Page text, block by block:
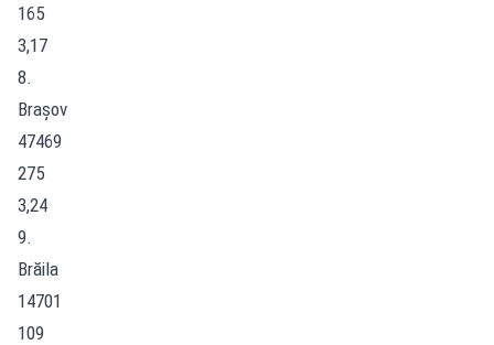
165
3,17
8.
Brașov
47469
275
3,24
9.
Brăila
14701
109